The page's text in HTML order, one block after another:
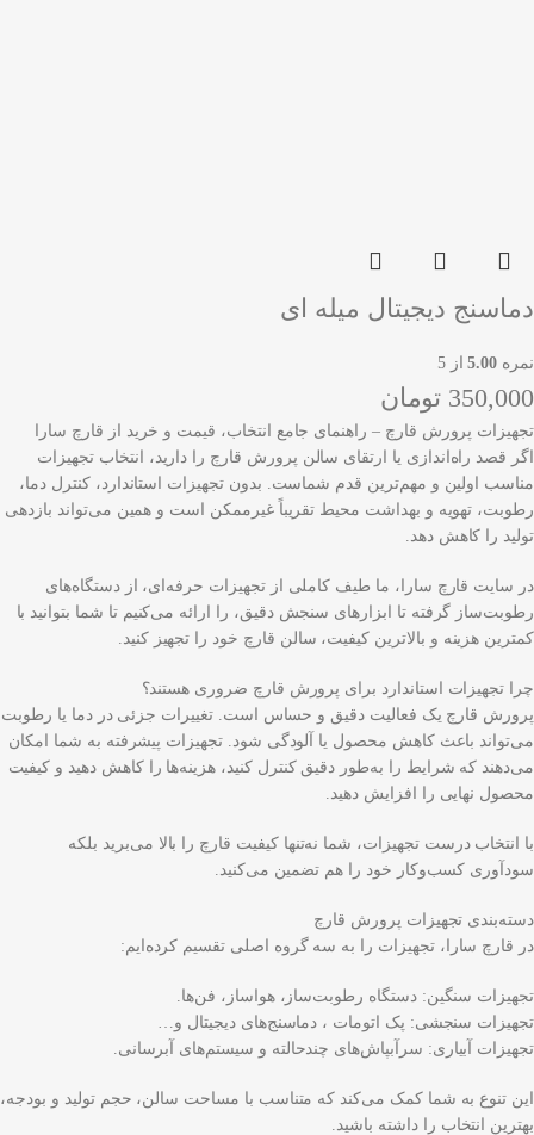
دماسنج دیجیتال میله ای
نمره 5.00از 5
350,000 تومان
تجهیزات پرورش قارچ – راهنمای جامع انتخاب، قیمت و خرید از قارچ سارا
اگر قصد راه‌اندازی یا ارتقای سالن پرورش قارچ را دارید، انتخاب تجهیزات
مناسب اولین و مهم‌ترین قدم شماست. بدون تجهیزات استاندارد، کنترل دما،
رطوبت، تهویه و بهداشت محیط تقریباً غیرممکن است و همین می‌تواند بازدهی
تولید را کاهش دهد.
در سایت قارچ سارا، ما طیف کاملی از تجهیزات حرفه‌ای، از دستگاه‌های
رطوبت‌ساز گرفته تا ابزارهای سنجش دقیق، را ارائه می‌کنیم تا شما بتوانید با
کمترین هزینه و بالاترین کیفیت، سالن قارچ خود را تجهیز کنید.
چرا تجهیزات استاندارد برای پرورش قارچ ضروری هستند؟
پرورش قارچ یک فعالیت دقیق و حساس است. تغییرات جزئی در دما یا رطوبت
می‌تواند باعث کاهش محصول یا آلودگی شود. تجهیزات پیشرفته به شما امکان
می‌دهند که شرایط را به‌طور دقیق کنترل کنید، هزینه‌ها را کاهش دهید و کیفیت
محصول نهایی را افزایش دهید.
با انتخاب درست تجهیزات، شما نه‌تنها کیفیت قارچ را بالا می‌برید بلکه
سودآوری کسب‌وکار خود را هم تضمین می‌کنید.
دسته‌بندی تجهیزات پرورش قارچ
در قارچ سارا، تجهیزات را به سه گروه اصلی تقسیم کرده‌ایم:
تجهیزات سنگین: دستگاه رطوبت‌ساز، هواساز، فن‌ها.
تجهیزات سنجشی: پک اتومات ، دماسنج‌های دیجیتال و…
تجهیزات آبیاری: سرآبپاش‌های چندحالته و سیستم‌های آبرسانی.
این تنوع به شما کمک می‌کند که متناسب با مساحت سالن، حجم تولید و بودجه،
بهترین انتخاب را داشته باشید.